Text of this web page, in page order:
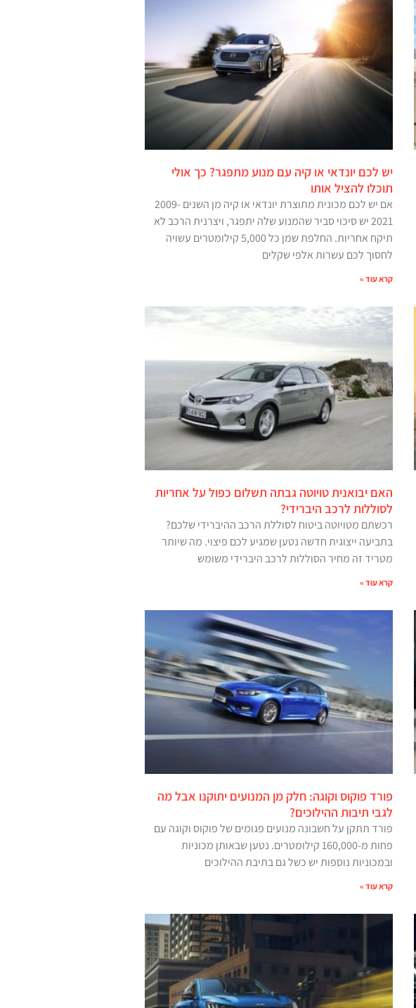
יש לכם יונדאי או קיה עם מנוע מתפגר? כך אולי
תוכלו להציל אותו
אם יש לכם מכונית מתוצרת יונדאי או קיה מן השנים 2009-
2021 יש סיכוי סביר שהמנוע שלה יתפגר, ויצרנית הרכב לא
תיקח אחריות. החלפת שמן כל 5,000 קילומטרים עשויה
לחסוך לכם עשרות אלפי שקלים
קרא עוד »
האם יבואנית טויוטה גבתה תשלום כפול על אחריות
לסוללות לרכב היברידי?
רכשתם מטויוטה ביטוח לסוללת הרכב ההיברידי שלכם?
בתביעה ייצוגית חדשה נטען שמגיע לכם פיצוי. מה שיותר
מטריד זה מחיר הסוללות לרכב היברידי משומש
קרא עוד »
פורד פוקוס וקוגה: חלק מן המנועים יתוקנו אבל מה
לגבי תיבות ההילוכים?
פורד תתקן על חשבונה מנועים פגומים של פוקוס וקוגה עם
פחות מ-160,000 קילומטרים. נטען שבאותן מכוניות
ובמכוניות נוספות יש כשל גם בתיבת ההילוכים
קרא עוד »